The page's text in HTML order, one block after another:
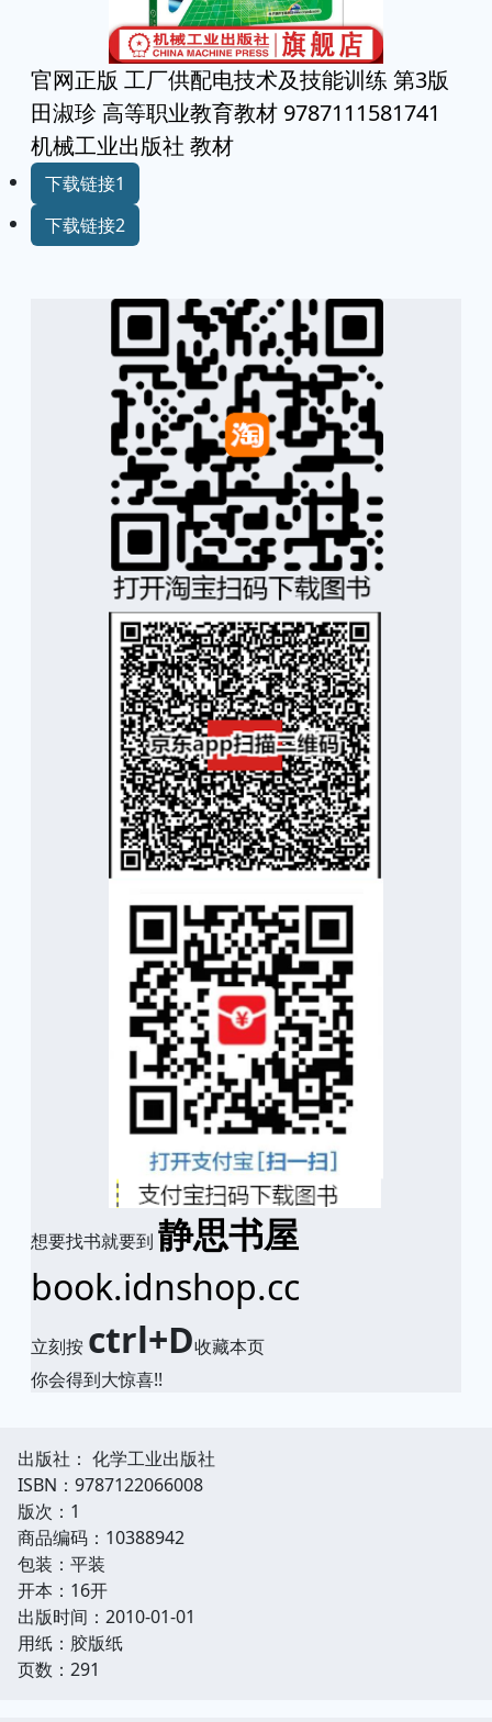
官网正版 工厂供配电技术及技能训练 第3版
田淑珍 高等职业教育教材 9787111581741
机械工业出版社 教材
下载链接1
下载链接2
想要找书就要到 静思书屋
book.idnshop.cc
立刻按 ctrl+D收藏本页
你会得到大惊喜!!
出版社： 化学工业出版社
ISBN：9787122066008
版次：1
商品编码：10388942
包装：平装
开本：16开
出版时间：2010-01-01
用纸：胶版纸
页数：291